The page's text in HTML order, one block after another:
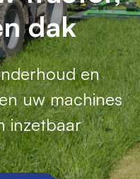
dak
en
uw machines
inzetbaar
geniet u van
en vakkundige
en efficiënt